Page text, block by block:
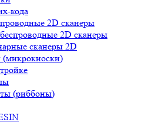
кода
2D сканеры
2D сканеры
сканеры 2D
(риббоны)